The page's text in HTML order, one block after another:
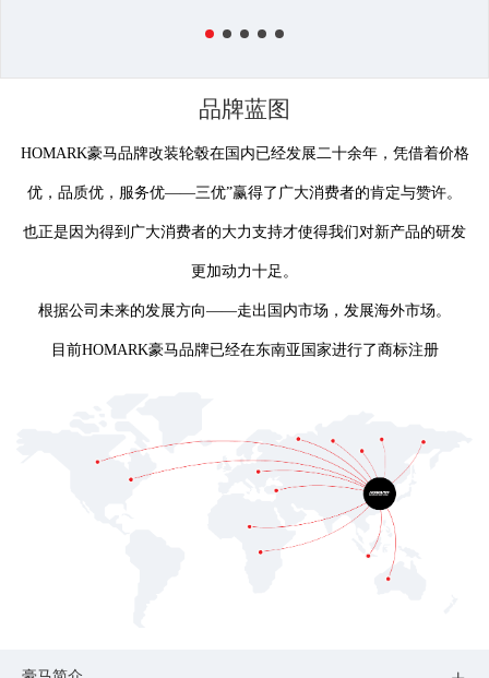
品牌蓝图
HOMARK豪马品牌改装轮毂在国内已经发展二十余年，凭借着价格
优，品质优，服务优——三优”赢得了广大消费者的肯定与赞许。
也正是因为得到广大消费者的大力支持才使得我们对新产品的研发
更加动力十足。
根据公司未来的发展方向——走出国内市场，发展海外市场。
目前HOMARK豪马品牌已经在东南亚国家进行了商标注册